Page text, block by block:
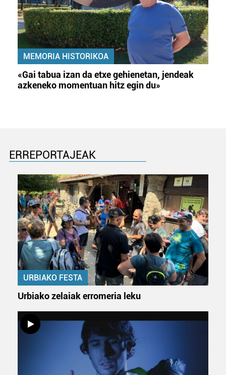
MEMORIA HISTORIKOA
«Gai tabua izan da etxe gehienetan, jendeak
azkeneko momentuan hitz egin du»
ERREPORTAJEAK
URBIAKO FESTA
Urbiako zelaiak erromeria leku